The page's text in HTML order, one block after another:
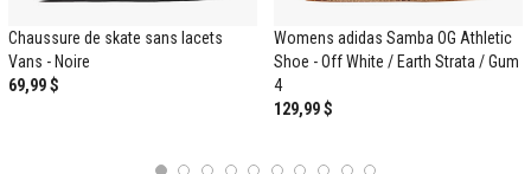
Chaussure de skate sans lacets
Vans - Noire
69,99 $
Womens adidas Samba OG Athletic
Shoe - Off White / Earth Strata / Gum
4
129,99 $